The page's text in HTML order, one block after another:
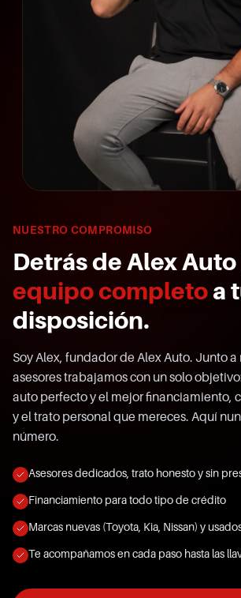
NUESTRO COMPROMISO
Detrás de Alex
equipo completoa
disposición.
Soy Alex, fundador de Alex Auto. Junto
asesores trabajamos con un solo
auto perfecto y el mejor financiamiento,
y el trato personal que mereces. Aquí
número.
Asesores dedicados, trato honesto y sin
Financiamiento para todo tipo de crédito
Marcas nuevas (Toyota, Kia, Nissan) y
Te acompañamos en cada paso hasta las